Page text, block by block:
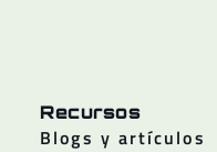
Recursos
Blogs y artículos